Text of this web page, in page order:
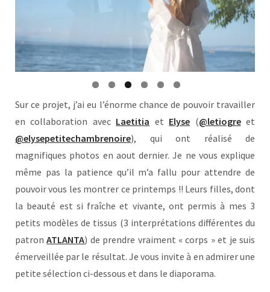
Sur ce projet, j’ai eu l’énorme chance de pouvoir travailler
en collaboration avec Laetitia et Elyse (@letiogreet
@elysepetitechambrenoire), qui ont réalisé de
magnifiques photos en aout dernier. Je ne vous explique
même pas la patience qu’il m’a fallu pour attendre de
pouvoir vous les montrer ce printemps !! Leurs filles, dont
la beauté est si fraîche et vivante, ont permis à mes 3
petits modèles de tissus (3 interprétations différentes du
patronATLANTA) de prendre vraiment « corps » et je suis
émerveillée par le résultat. Je vous invite à en admirer une
petite sélection ci-dessous et dans le diaporama.